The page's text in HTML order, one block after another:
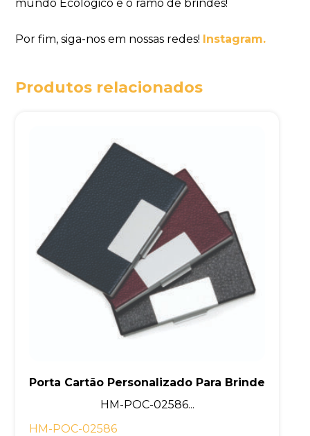
mundo Ecológico e o ramo de brindes!
Por fim, siga-nos em nossas redes! Instagram.
Produtos relacionados
Porta Cartão Personalizado Para Brinde
HM-POC-02586...
HM-POC-02586